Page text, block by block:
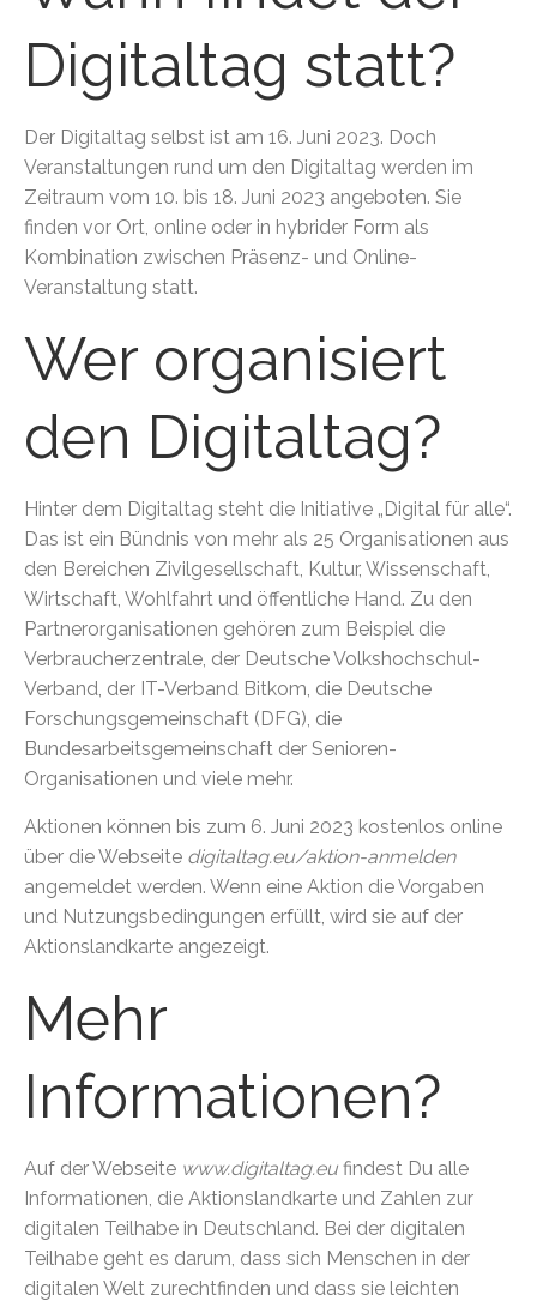
Digitaltag statt?
Der Digitaltag selbst ist am 16. Juni 2023. Doch
Veranstaltungen rund um den Digitaltag werden im
Zeitraum vom 10. bis 18. Juni 2023 angeboten. Sie
finden vor Ort, online oder in hybrider Form als
Kombination zwischen Präsenz- und Online-
Veranstaltung statt.
Wer organisiert
den Digitaltag?
Hinter dem Digitaltag steht die Initiative „Digital für alle“.
Das ist ein Bündnis von mehr als 25 Organisationen aus
den Bereichen Zivilgesellschaft, Kultur, Wissenschaft,
Wirtschaft, Wohlfahrt und öffentliche Hand. Zu den
Partnerorganisationen gehören zum Beispiel die
Verbraucherzentrale, der Deutsche Volkshochschul-
Verband, der IT-Verband Bitkom, die Deutsche
Forschungsgemeinschaft (DFG), die
Bundesarbeitsgemeinschaft der Senioren-
Organisationen und viele mehr.
Aktionen können bis zum 6. Juni 2023 kostenlos online
über die Webseite digitaltag.eu/aktion-anmelden
angemeldet werden. Wenn eine Aktion die Vorgaben
und Nutzungsbedingungen erfüllt, wird sie auf der
Aktionslandkarte angezeigt.
Mehr
Informationen?
Auf der Webseite www.digitaltag.eu findest Du alle
Informationen, die Aktionslandkarte und Zahlen zur
digitalen Teilhabe in Deutschland. Bei der digitalen
Teilhabe geht es darum, dass sich Menschen in der
digitalen Welt zurechtfinden und dass sie leichten